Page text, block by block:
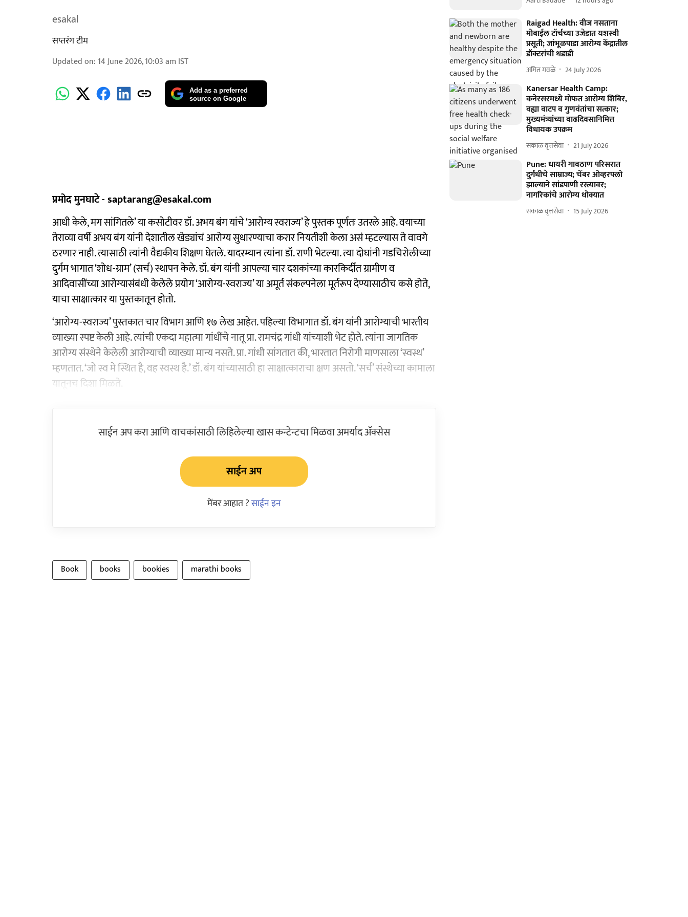
esakal
सप्तरंग टीम
Updated on: 14 June 2026, 10:03 am IST
Add as a preferred
source on Google
प्रमोद मुनघाटे - saptarang@esakal.com
आधी केले, मग सांगितले’ या कसोटीवर डॉ. अभय बंग यांचे ‘आरोग्य स्वराज्य’ हे पुस्तक पूर्णतः उतरले आहे. वयाच्या
तेराव्या वर्षी अभय बंग यांनी देशातील खेड्यांचं आरोग्य सुधारण्याचा करार नियतीशी केला असं म्हटल्यास ते वावगे
ठरणार नाही. त्यासाठी त्यांनी वैद्यकीय शिक्षण घेतले. यादरम्यान त्यांना डॉ. राणी भेटल्या. त्या दोघांनी गडचिरोलीच्या
दुर्गम भागात ‘शोध-ग्राम’ (सर्च) स्थापन केले. डॉ. बंग यांनी आपल्या चार दशकांच्या कारकिर्दीत ग्रामीण व
आदिवासींच्या आरोग्यासंबंधी केलेले प्रयोग ‘आरोग्य-स्वराज्य’ या अमूर्त संकल्पनेला मूर्तरूप देण्यासाठीच कसे होते,
याचा साक्षात्कार या पुस्तकातून होतो.
‘आरोग्य-स्वराज्य’ पुस्तकात चार विभाग आणि १७ लेख आहेत. पहिल्या विभागात डॉ. बंग यांनी आरोग्याची भारतीय
व्याख्या स्पष्ट केली आहे. त्यांची एकदा महात्मा गांधींचे नातू प्रा. रामचंद्र गांधी यांच्याशी भेट होते. त्यांना जागतिक
आरोग्य संस्थेने केलेली आरोग्याची व्याख्या मान्य नसते. प्रा. गांधी सांगतात की, भारतात निरोगी माणसाला ‘स्वस्थ’
म्हणतात. ‘जो स्व मे स्थित है, वह स्वस्थ है.’ डॉ. बंग यांच्यासाठी हा साक्षात्काराचा क्षण असतो. ‘सर्च’ संस्थेच्या कामाला
यातूनच दिशा मिळते.
साईन अप करा आणि वाचकांसाठी लिहिलेल्या खास कन्टेन्टचा मिळवा अमर्याद ॲक्सेस
साईन अप
मेंबर आहात ?साईन इन
Book books bookies marathi books
Raigad Health: वीज नसताना
मोबाईल टॉर्चच्या उजेडात यशस्वी
प्रसूती; जांभूळपाडा आरोग्य केंद्रातील
डॉक्टरांची धडाडी
अमित गवळे 24 July 2026
Kanersar Health Camp:
कनेरसरमध्ये मोफत आरोग्य शिबिर,
वह्या वाटप व गुणवंतांचा सत्कार;
मुख्यमंत्र्यांच्या वाढदिवसानिमित्त
विधायक उपक्रम
सकाळ वृत्तसेवा 21 July 2026
Pune: धायरी गावठाण परिसरात
दुर्गंधीचे साम्राज्य; चेंबर ओव्हरफ्लो
झाल्याने सांडपाणी रस्त्यावर;
नागरिकांचे आरोग्य धोक्यात
सकाळ वृत्तसेवा 15 July 2026